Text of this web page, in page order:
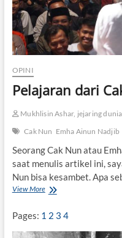
i
j
e
n
g
F
r
n
OPINI
Pelajaran dari
Mukhlisin Ashar, jejaring
Cak Nun Emha Ainun Nadjib
Seorang Cak Nun atau
saat menulis artikel ini,
Nun bisa kesambet. Apa
View MoreP
a
j
Pages: 1 2 3 4